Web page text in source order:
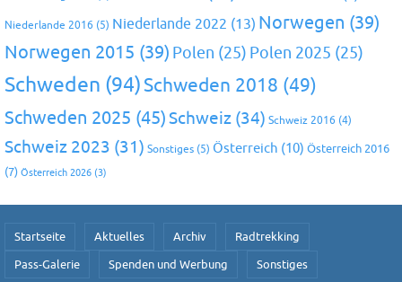
Niederlande 2016 (5) Niederlande 2022 (13) Norwegen (39)
Norwegen 2015 (39) Polen (25) Polen 2025 (25)
Schweden (94)Schweden 2018 (49)
Schweden 2025 (45)Schweiz (34) Schweiz 2016 (4)
Schweiz 2023 (31) Sonstiges (5) Österreich (10) Österreich 2016
(7) Österreich 2026 (3)
Startseite Aktuelles Archiv
Radtrekking
Pass-Galerie
Spenden und Werbung Sonstiges